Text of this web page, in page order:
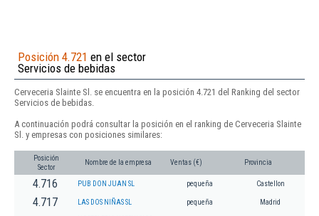
Posición 4.721 en el sector
Servicios de bebidas
Cerveceria Slainte Sl. se encuentra en la posición 4.721 del Ranking del sector
Servicios de bebidas.
A continuación podrá consultar la posición en el ranking de Cerveceria Slainte
Sl. y empresas con posiciones similares:
Posición
Sector
Nombre de la empresa Ventas (€) Provincia
4.716 PUB DON JUAN SL pequeña Castellon
4.717 LAS DOS NIÑAS SL pequeña Madrid